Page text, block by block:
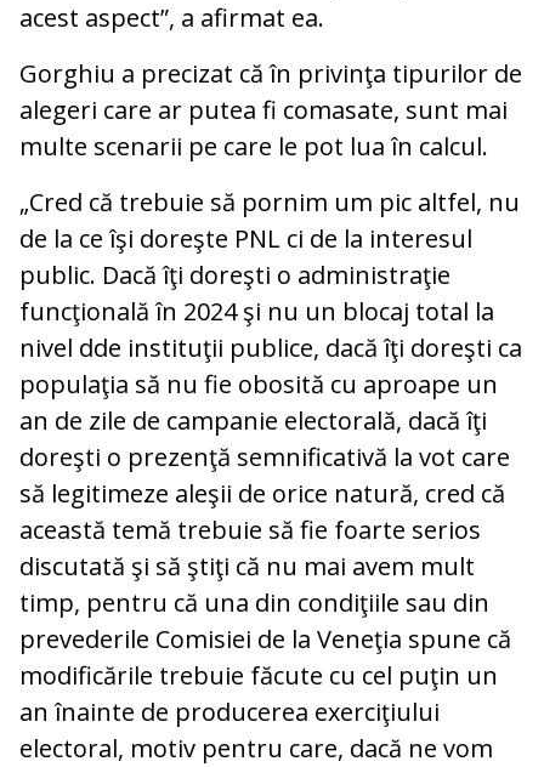
acest aspect”, a afirmat ea.
Gorghiu a precizat că în privinţa tipurilor de
alegeri care ar putea fi comasate, sunt mai
multe scenarii pe care le pot lua în calcul.
„Cred că trebuie să pornim um pic altfel, nu
de la ce îşi doreşte PNL ci de la interesul
public. Dacă îţi doreşti o administraţie
funcţională în 2024 şi nu un blocaj total la
nivel dde instituţii publice, dacă îţi doreşti ca
populaţia să nu fie obosită cu aproape un
an de zile de campanie electorală, dacă îţi
doreşti o prezenţă semnificativă la vot care
să legitimeze aleşii de orice natură, cred că
această temă trebuie să fie foarte serios
discutată şi să ştiţi că nu mai avem mult
timp, pentru că una din condiţiile sau din
prevederile Comisiei de la Veneţia spune că
modificările trebuie făcute cu cel puţin un
an înainte de producerea exerciţiului
electoral, motiv pentru care, dacă ne vom